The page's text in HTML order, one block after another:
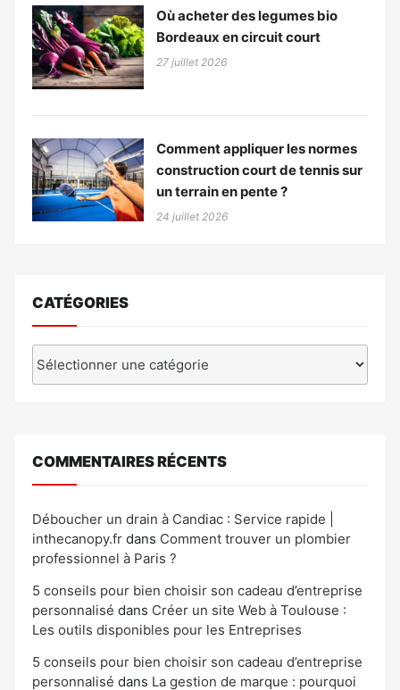
Où acheter des legumes bio
Bordeaux en circuit court
27 juillet 2026
Comment appliquer les normes
construction court de tennis sur
un terrain en pente ?
24 juillet 2026
CATÉGORIES
COMMENTAIRES RÉCENTS
Déboucher un drain à Candiac : Service rapide |
inthecanopy.fr dans Comment trouver un plombier
professionnel à Paris ?
5 conseils pour bien choisir son cadeau d’entreprise
personnalisé dans Créer un site Web à Toulouse :
Les outils disponibles pour les Entreprises
5 conseils pour bien choisir son cadeau d’entreprise
personnalisé dans La gestion de marque : pourquoi